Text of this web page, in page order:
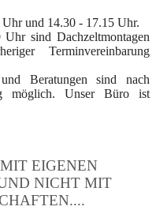
und 14.30 - 17.15 Uhr.
sind Dachzeltmontagen
Terminvereinbarung
und Beratungen sind nach
möglich. Unser Büro ist
EIGENEN
NICHT MIT